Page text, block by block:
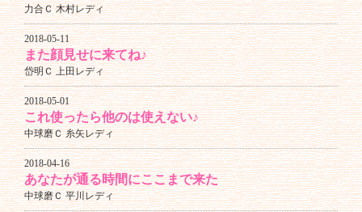
力合Ｃ 木村レディ
2018-05-11
また顔見せに来てね♪
岱明Ｃ 上田レディ
2018-05-01
これ使ったら他のは使えない♪
中球磨Ｃ 糸矢レディ
2018-04-16
あなたが通る時間にここまで来た
中球磨Ｃ 平川レディ